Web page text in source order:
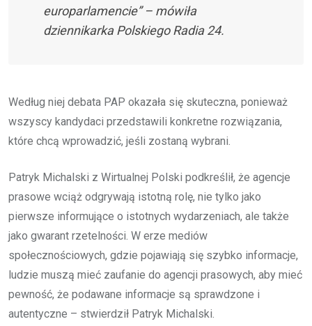
europarlamencie” – mówiła
dziennikarka Polskiego Radia 24.
Według niej debata PAP okazała się skuteczna, ponieważ
wszyscy kandydaci przedstawili konkretne rozwiązania,
które chcą wprowadzić, jeśli zostaną wybrani.
Patryk Michalski z Wirtualnej Polski podkreślił, że agencje
prasowe wciąż odgrywają istotną rolę, nie tylko jako
pierwsze informujące o istotnych wydarzeniach, ale także
jako gwarant rzetelności. W erze mediów
społecznościowych, gdzie pojawiają się szybko informacje,
ludzie muszą mieć zaufanie do agencji prasowych, aby mieć
pewność, że podawane informacje są sprawdzone i
autentyczne – stwierdził Patryk Michalski.